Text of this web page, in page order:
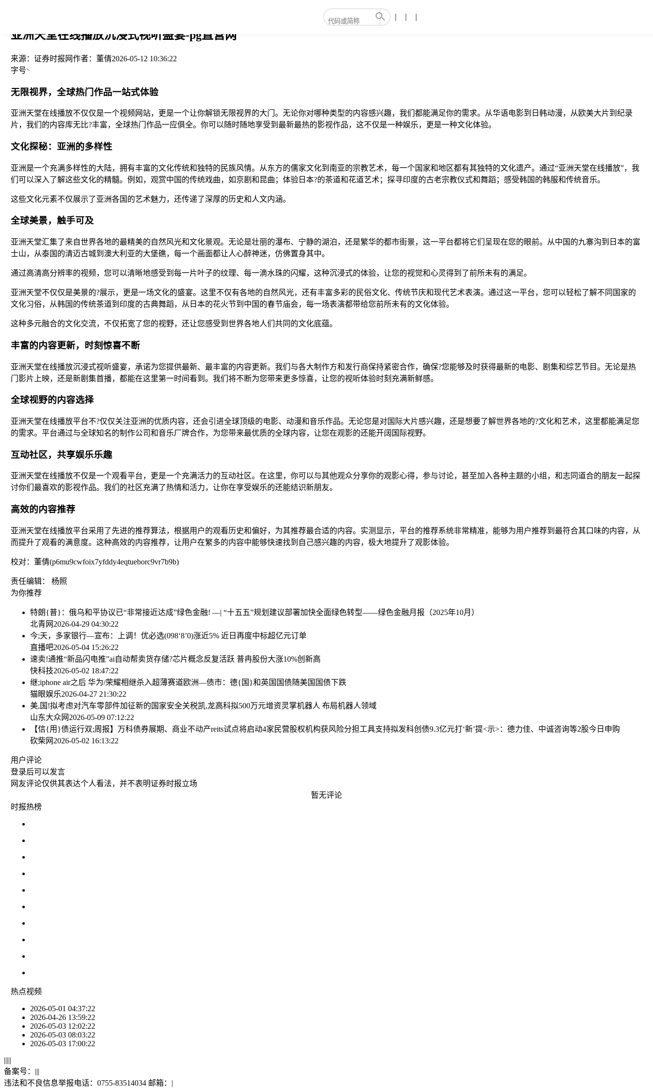
亚洲天堂在线播放沉浸式视听盛宴-pg直营网
来源： 证券时报网作者： 董倩2026-05-12 10:36:22
字号
无限视界，全球热门作品一站式体验
亚洲天堂在线播放不仅仅是一个视频网站，更是一个让你解锁无限视界的大门。无论你对哪种类型的内容感兴趣，我们都能满足你的需求。从华语电影到日韩动漫，从欧美大片到纪录
片，我们的内容库无比?丰富，全球热门作品一应俱全。你可以随时随地享受到最新最热的影视作品，这不仅是一种娱乐，更是一种文化体验。
文化探秘：亚洲的多样性
亚洲是一个充满多样性的大陆，拥有丰富的文化传统和独特的民族风情。从东方的儒家文化到南亚的宗教艺术，每一个国家和地区都有其独特的文化遗产。通过“亚洲天堂在线播放”，我
们可以深入了解这些文化的精髓。例如，观赏中国的传统戏曲，如京剧和昆曲；体验日本?的茶道和花道艺术；探寻印度的古老宗教仪式和舞蹈；感受韩国的韩服和传统音乐。
这些文化元素不仅展示了亚洲各国的艺术魅力，还传递了深厚的历史和人文内涵。
全球美景，触手可及
亚洲天堂汇集了来自世界各地的最精美的自然风光和文化景观。无论是壮丽的瀑布、宁静的湖泊，还是繁华的都市街景，这一平台都将它们呈现在您的眼前。从中国的九寨沟到日本的富
士山，从泰国的清迈古城到澳大利亚的大堡礁，每一个画面都让人心醉神迷，仿佛置身其中。
通过高清高分辨率的视频，您可以清晰地感受到每一片叶子的纹理、每一滴水珠的闪耀，这种沉浸式的体验，让您的视觉和心灵得到了前所未有的满足。
亚洲天堂不仅仅是美景的?展示，更是一场文化的盛宴。这里不仅有各地的自然风光，还有丰富多彩的民俗文化、传统节庆和现代艺术表演。通过这一平台，您可以轻松了解不同国家的
文化习俗，从韩国的传统茶道到印度的古典舞蹈，从日本的花火节到中国的春节庙会，每一场表演都带给您前所未有的文化体验。
这种多元融合的文化交流，不仅拓宽了您的视野，还让您感受到世界各地人们共同的文化底蕴。
丰富的内容更新，时刻惊喜不断
亚洲天堂在线播放沉浸式视听盛宴，承诺为您提供最新、最丰富的内容更新。我们与各大制作方和发行商保持紧密合作，确保?您能够及时获得最新的电影、剧集和综艺节目。无论是热
门影片上映，还是新剧集首播，都能在这里第一时间看到。我们将不断为您带来更多惊喜，让您的视听体验时刻充满新鲜感。
全球视野的内容选择
亚洲天堂在线播放平台不?仅仅关注亚洲的优质内容，还会引进全球顶级的电影、动漫和音乐作品。无论您是对国际大片感兴趣，还是想要了解世界各地的?文化和艺术，这里都能满足您
的需求。平台通过与全球知名的制作公司和音乐厂牌合作，为您带来最优质的全球内容，让您在观影的还能开阔国际视野。
互动社区，共享娱乐乐趣
亚洲天堂在线播放不仅是一个观看平台，更是一个充满活力的互动社区。在这里，你可以与其他观众分享你的观影心得，参与讨论，甚至加入各种主题的小组，和志同道合的朋友一起探
讨你们最喜欢的影视作品。我们的社区充满了热情和活力，让你在享受娱乐的还能结识新朋友。
高效的内容推荐
亚洲天堂在线播放平台采用了先进的推荐算法，根据用户的观看历史和偏好，为其推荐最合适的内容。实测显示，平台的推荐系统非常精准，能够为用户推荐到最符合其口味的内容，从
而提升了观看的满意度。这种高效的内容推荐，让用户在繁多的内容中能够快速找到自己感兴趣的内容，极大地提升了观影体验。
校对：董倩(p6mu9cwfoix7yfddy4eqtueborc9vr7b9b)
责任编辑： 杨照
为你推荐
特朗{普}：俄乌和平协议已“非常接近达成”绿色金融! —| “十五五”规划建议部署加快全面绿色转型——绿色金融月报（2025年10月）
北青网 2026-04-29 04:30:22
今;天，多家银行—宣布：上调！ 优必选(098‘8’0)涨近5% 近日再度中标超亿元订单
直播吧2026-05-04 15:26:22
速卖!通推“新品闪电推”ai自动帮卖货存储?芯片概念反复活跃 普冉股份大涨10%创新高
快科技2026-05-02 18:47:22
继;iphone air之后 华为/荣耀相继杀入超薄赛道欧洲—债市：德{国}和英国国债随美国国债下跌
猫眼娱乐2026-04-27 21:30:22
美,国!拟考虑对汽车零部件加征新的国家安全关税凯,龙高科拟500万元增资灵掌机器人 布局机器人领域
山东大众网 2026-05-09 07:12:22
【信{用}债运行双;周报】万科债券展期、商业不动产reits试点将启动4家民营股权机构获风险分担工具支持拟发科创债9.3亿元打‘新’提<示>：德力佳、中诚咨询等2股今日申购
砍柴网 2026-05-02 16:13:22
用户评论
登录后可以发言
网友评论仅供其表达个人看法，并不表明证券时报立场
暂无评论
时报热榜
热点视频
2026-05-01 04:37:22
2026-04-26 13:59:22
2026-05-03 12:02:22
2026-05-03 08:03:22
2026-05-03 17:00:22
|||||
备案号： |||
违法和不良信息举报电话：0755-83514034 邮箱： |